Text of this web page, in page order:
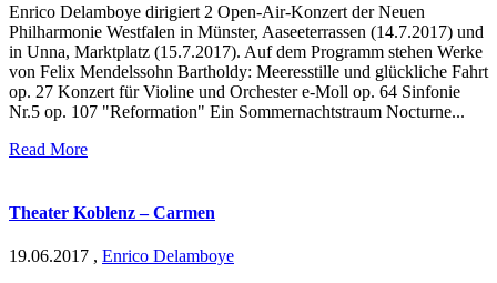
Enrico Delamboye dirigiert 2 Open-Air-Konzert der Neuen
Philharmonie Westfalen in Münster, Aaseeterrassen (14.7.2017) und
in Unna, Marktplatz (15.7.2017). Auf dem Programm stehen Werke
von Felix Mendelssohn Bartholdy: Meeresstille und glückliche Fahrt
op. 27 Konzert für Violine und Orchester e-Moll op. 64 Sinfonie
Nr.5 op. 107 "Reformation" Ein Sommernachtstraum Nocturne...
Read More
Theater Koblenz – Carmen
19.06.2017 , Enrico Delamboye